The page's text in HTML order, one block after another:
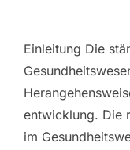
Einleitung Die
entwicklung. Die
im